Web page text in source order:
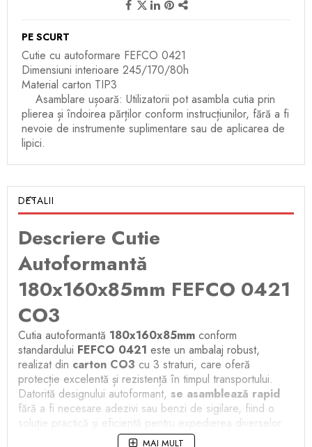
PE SCURT
Cutie cu autoformare FEFCO 0421
Dimensiuni interioare 245/170/80h
Material carton TIP3
Asamblare ușoară: Utilizatorii pot asambla cutia prin
plierea și îndoirea părților conform instrucțiunilor, fără a fi
nevoie de instrumente suplimentare sau de aplicarea de
lipici.
DETALII
Descriere Cutie
Autoformantă
180x160x85mm FEFCO 0421
CO3
Cutia autoformantă 180x160x85mm conform
standardului FEFCO 0421 este un ambalaj robust,
realizat din carton CO3 cu 3 straturi, care oferă
protecție excelentă și rezistență în timpul transportului.
Datorită designului autoformant, se asamblează rapid
fără a fi necesare adezivi sau benzi de sigilare, fiind o
soluție practică și eficientă pentru expedierea diverselor
MAI MULT